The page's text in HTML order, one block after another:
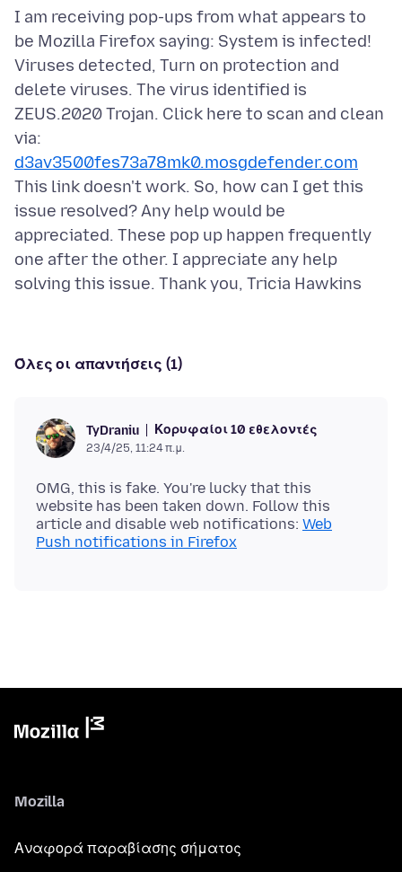
I am receiving pop-ups from what appears to
be Mozilla Firefox saying: System is infected!
Viruses detected, Turn on protection and
delete viruses. The virus identified is
ZEUS.2020 Trojan. Click here to scan and clean
via:
d3av3500fes73a78mk0.mosgdefender.com
This link doesn't work. So, how can I get this
issue resolved? Any help would be
appreciated. These pop up happen frequently
one after the other. I appreciate any help
Όλες οι απαντήσεις (1)
TyDraniu Κορυφαίοι 10 εθελοντές
23/4/25, 11:24 π.μ.
OMG, this is fake. You're lucky that this
website has been taken down. Follow this
article and disable web notifications: Web
Push notifications in Firefox
Mozilla
Αναφορά παραβίασης σήματος